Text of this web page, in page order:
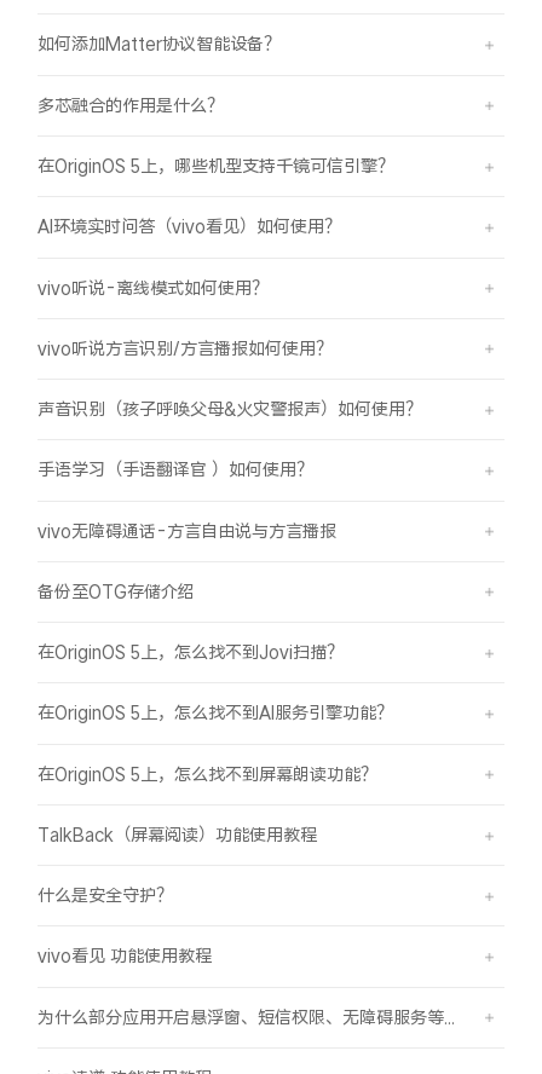
如何添加Matter协议智能设备？
多芯融合的作用是什么？
在OriginOS 5上，哪些机型支持千镜可信引擎？
AI环境实时问答（vivo看见）如何使用？
vivo听说-离线模式如何使用？
vivo听说方言识别/方言播报如何使用？
声音识别（孩子呼唤父母&火灾警报声）如何使用？
手语学习（手语翻译官 ）如何使用？
vivo无障碍通话-方言自由说与方言播报
备份至OTG存储介绍
在OriginOS 5上，怎么找不到Jovi扫描？
在OriginOS 5上，怎么找不到AI服务引擎功能？
在OriginOS 5上，怎么找不到屏幕朗读功能？
TalkBack（屏幕阅读）功能使用教程
什么是安全守护？
vivo看见 功能使用教程